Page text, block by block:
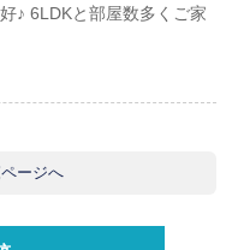
♪ 6LDKと部屋数多くご家
ージへ